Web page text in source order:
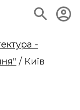
-
/ Київ